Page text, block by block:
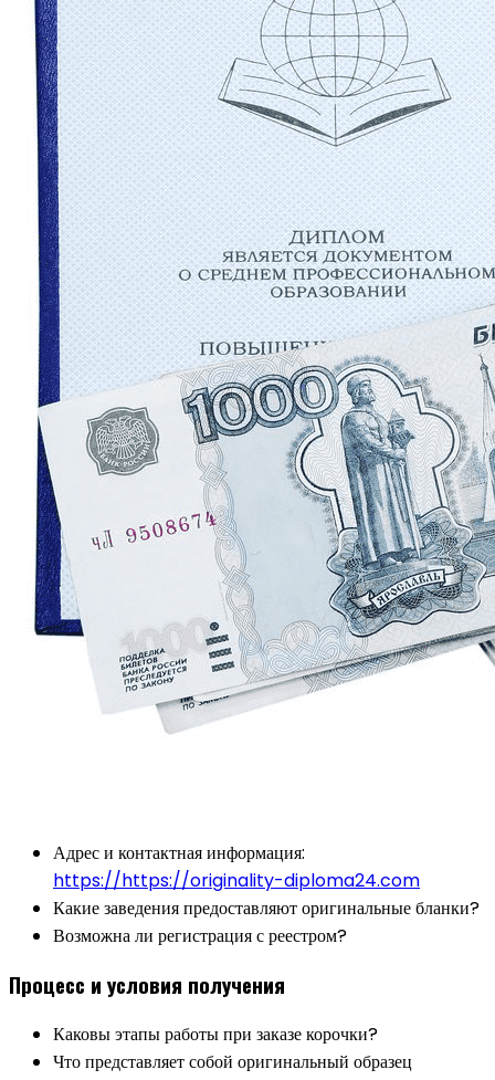
Адрес и контактная информация:
https://https://originality-diploma24.com
Какие заведения предоставляют оригинальные бланки?
Возможна ли регистрация с реестром?
Процесс и условия получения
Каковы этапы работы при заказе корочки?
Что представляет собой оригинальный образец